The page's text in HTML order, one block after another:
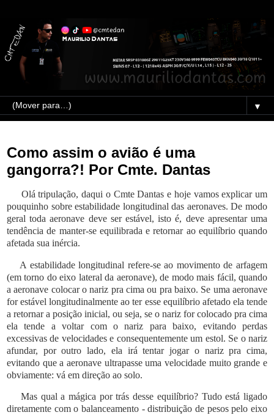
▼
Como assim o avião é uma
gangorra?! Por Cmte. Dantas
Olá tripulação, daqui o Cmte Dantas e hoje vamos explicar um
pouquinho sobre estabilidade longitudinal das aeronaves. De modo
geral toda aeronave deve ser estável, isto é, deve apresentar uma
tendência de manter-se equilibrada e retornar ao equilíbrio quando
afetada sua inércia.
A estabilidade longitudinal refere-se ao movimento de arfagem
(em torno do eixo lateral da aeronave), de modo mais fácil, quando
a aeronave colocar o nariz pra cima ou pra baixo. Se uma aeronave
for estável longitudinalmente ao ter esse equilíbrio afetado ela tende
a retornar a posição inicial, ou seja, se o nariz for colocado pra cima
ela tende a voltar com o nariz para baixo, evitando perdas
excessivas de velocidades e consequentemente um estol. Se o nariz
afundar, por outro lado, ela irá tentar jogar o nariz pra cima,
evitando que a aeronave ultrapasse uma velocidade muito grande e
obviamente: vá em direção ao solo.
Mas qual a mágica por trás desse equilíbrio? Tudo está ligado
diretamente com o balanceamento - distribuição de pesos pelo eixo